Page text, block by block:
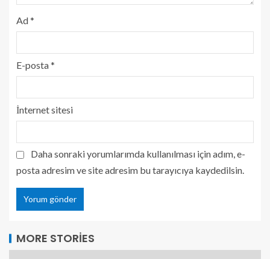
Ad*
E-posta*
İnternet sitesi
Daha sonraki yorumlarımda kullanılması için adım, e-
posta adresim ve site adresim bu tarayıcıya kaydedilsin.
MORE STORIES